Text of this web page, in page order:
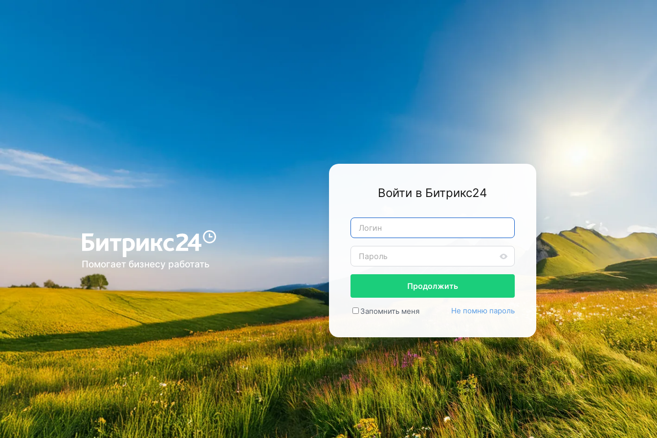
Помогает бизнесу работать
Войти в Битрикс24
Продолжить
Запомнить меня Не помню пароль